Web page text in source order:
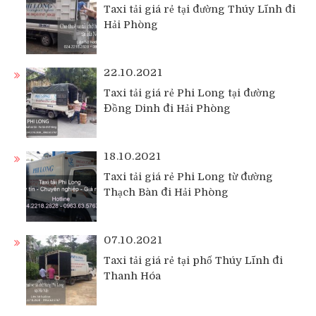
Taxi tải giá rẻ tại đường Thúy Lĩnh đi
Hải Phòng
22.10.2021
Taxi tải giá rẻ Phi Long tại đường
Đồng Dinh đi Hải Phòng
18.10.2021
Taxi tải giá rẻ Phi Long từ đường
Thạch Bàn đi Hải Phòng
07.10.2021
Taxi tải giá rẻ tại phố Thúy Lĩnh đi
Thanh Hóa